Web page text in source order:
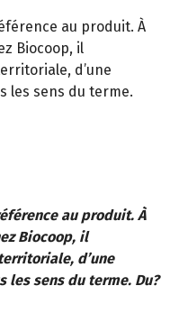
au produit. À
Biocoop, il
d’une
les sens du terme.
au produit. À
Biocoop, il
d’une
sens du terme. Du?